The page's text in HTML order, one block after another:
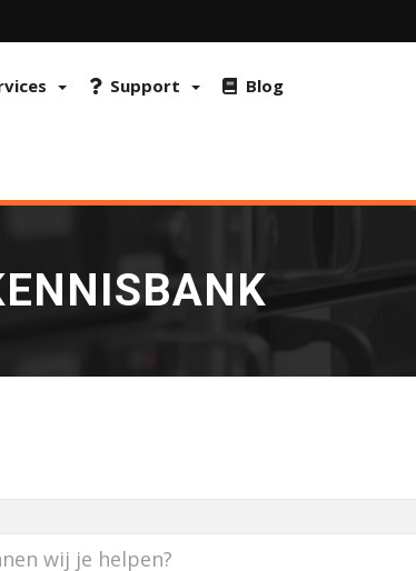
ook gebruik van FraudLabs Pro en reCAPTCHA om
Privacybeleid.
Support Blog